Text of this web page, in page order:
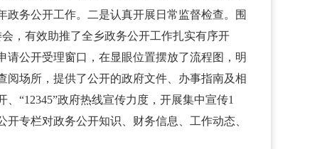
务公开工作。二是认真开展日常监督检查。围
，有效助推了全乡政务公开工作扎实有序开
公开受理窗口，在显眼位置摆放了流程图，明
场所，提供了公开的政府文件、办事指南及相
“12345”政府热线宣传力度，开展集中宣传1
专栏对政务公开知识、财务信息、工作动态、